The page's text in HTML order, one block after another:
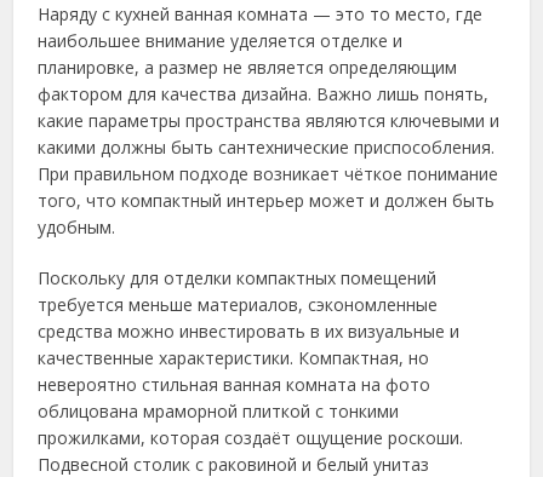
Наряду с кухней ванная комната — это то место, где
наибольшее внимание уделяется отделке и
планировке, а размер не является определяющим
фактором для качества дизайна. Важно лишь понять,
какие параметры пространства являются ключевыми и
какими должны быть сантехнические приспособления.
При правильном подходе возникает чёткое понимание
того, что компактный интерьер может и должен быть
удобным.
Поскольку для отделки компактных помещений
требуется меньше материалов, сэкономленные
средства можно инвестировать в их визуальные и
качественные характеристики. Компактная, но
невероятно стильная ванная комната на фото
облицована мраморной плиткой с тонкими
прожилками, которая создаёт ощущение роскоши.
Подвесной столик с раковиной и белый унитаз